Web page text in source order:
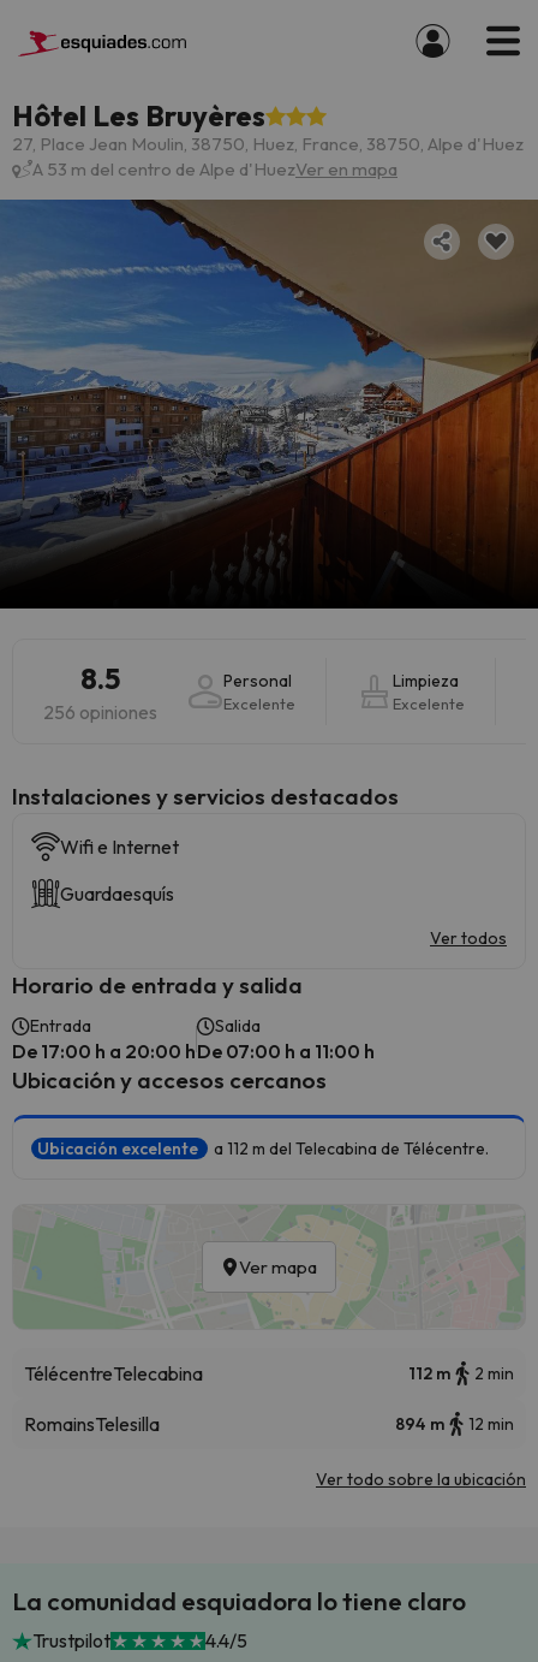
Hôtel Les Bruyères
27, Place Jean Moulin, 38750, Huez, France, 38750, Alpe d'Huez
A 53 m del centro de Alpe d'HuezVer en mapa
8.5
256 opiniones
Personal
Excelente
Limpieza
Excelente
Instalaciones y servicios destacados
Wifi e Internet
Guardaesquís
Ver todos
Horario de entrada y salida
Entrada
De 17:00 h a 20:00 h
Salida
De 07:00 h a 11:00 h
Ubicación y accesos cercanos
Ubicación excelente a 112 m del Telecabina de Télécentre.
Ver mapa
TélécentreTelecabina 112 m 2 min
RomainsTelesilla 894 m 12 min
Ver todo sobre la ubicación
La comunidad esquiadora lo tiene claro
Trustpilot 4.4/5